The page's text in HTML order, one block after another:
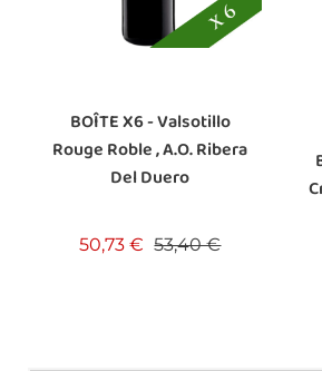
BOÎTE X6 - Valsotillo
Rouge Roble , A.O. Ribera
Del Duero
50,73 € Prix de base
53,40 €Prix